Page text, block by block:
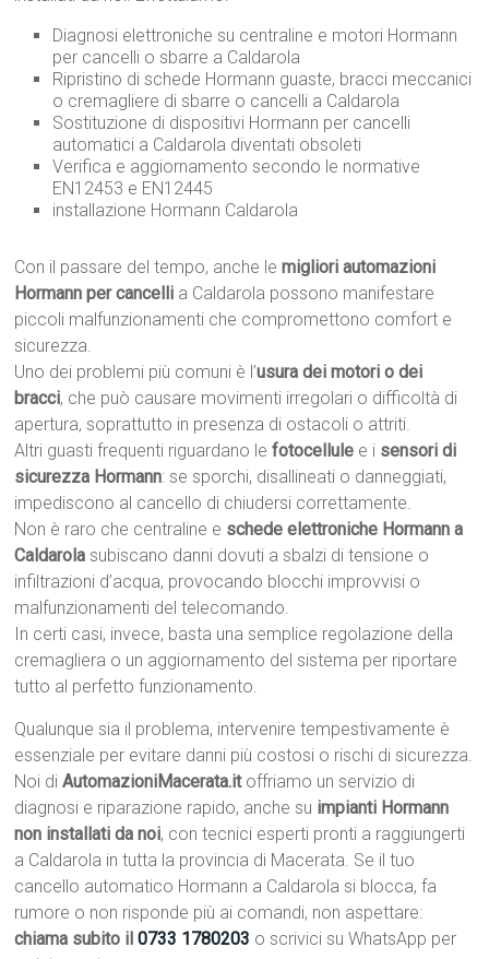
Diagnosi elettroniche su centraline e motori Hormann
per cancelli o sbarre a Caldarola
Ripristino di schede Hormann guaste, bracci meccanici
o cremagliere di sbarre o cancelli a Caldarola
Sostituzione di dispositivi Hormann per cancelli
automatici a Caldarola diventati obsoleti
Verifica e aggiornamento secondo le normative
EN12453 e EN12445
installazione Hormann Caldarola
Con il passare del tempo, anche lemigliori automazioni
Hormann per cancelli a Caldarola possono manifestare
piccoli malfunzionamenti che compromettono comfort e
sicurezza.
Uno dei problemi più comuni è l’usura dei motori o dei
bracci, che può causare movimenti irregolari o difficoltà di
apertura, soprattutto in presenza di ostacoli o attriti.
Altri guasti frequenti riguardano lefotocellule e i sensori di
sicurezza Hormann: se sporchi, disallineati o danneggiati,
impediscono al cancello di chiudersi correttamente.
Non è raro che centraline e schede elettroniche Hormann a
Caldarola subiscano danni dovuti a sbalzi di tensione o
infiltrazioni d’acqua, provocando blocchi improvvisi o
malfunzionamenti del telecomando.
In certi casi, invece, basta una semplice regolazione della
cremagliera o un aggiornamento del sistema per riportare
tutto al perfetto funzionamento.
Qualunque sia il problema, intervenire tempestivamente è
essenziale per evitare danni più costosi o rischi di sicurezza.
Noi diAutomazioniMacerata.itoffriamo un servizio di
diagnosi e riparazione rapido, anche su impianti Hormann
non installati da noi, con tecnici esperti pronti a raggiungerti
a Caldarola in tutta la provincia di Macerata. Se il tuo
cancello automatico Hormann a Caldarola si blocca, fa
rumore o non risponde più ai comandi, non aspettare:
chiama subito il0733 1780203 o scrivici su WhatsApp per